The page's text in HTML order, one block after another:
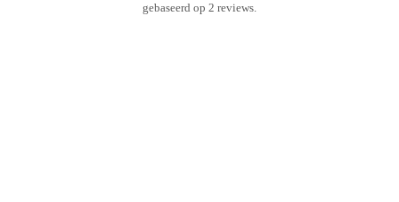
gebaseerd op 2 reviews.